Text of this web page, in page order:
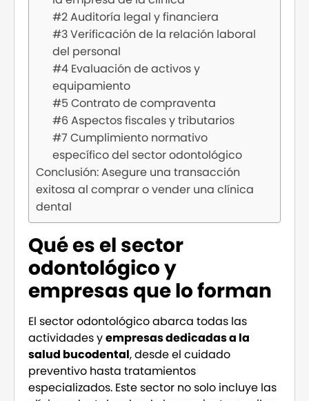
#2 Auditoría legal y financiera
#3 Verificación de la relación laboral
del personal
#4 Evaluación de activos y
equipamiento
#5 Contrato de compraventa
#6 Aspectos fiscales y tributarios
#7 Cumplimiento normativo
específico del sector odontológico
Conclusión: Asegure una transacción
exitosa al comprar o vender una clínica
dental
Qué es el sector
odontológico y
empresas que lo forman
El sector odontológico abarca todas las
actividades yempresas dedicadas a la
salud bucodental, desde el cuidado
preventivo hasta tratamientos
especializados. Este sector no solo incluye las